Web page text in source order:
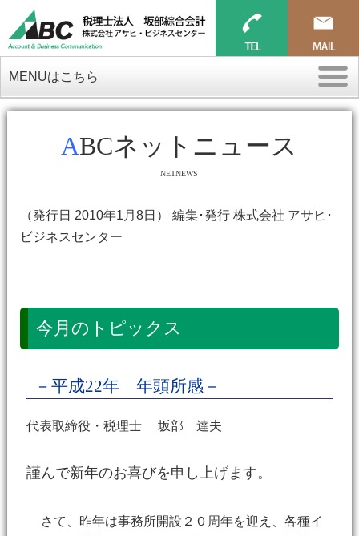
MENUはこちら
ABCネットニュース
NETNEWS
（発行日 2010年1月8日） 編集･発行 株式会社 アサヒ･
ビジネスセンター
今月のトピックス
－平成22年 年頭所感－
代表取締役・税理士 坂部 達夫
謹んで新年のお喜びを申し上げます。
さて、昨年は事務所開設２０周年を迎え、各種イ